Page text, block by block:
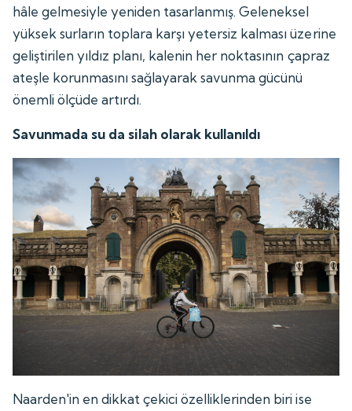
hâle gelmesiyle yeniden tasarlanmış. Geleneksel
yüksek surların toplara karşı yetersiz kalması üzerine
geliştirilen yıldız planı, kalenin her noktasının çapraz
ateşle korunmasını sağlayarak savunma gücünü
önemli ölçüde artırdı.
Savunmada su da silah olarak kullanıldı
Naarden'in en dikkat çekici özelliklerinden biri ise